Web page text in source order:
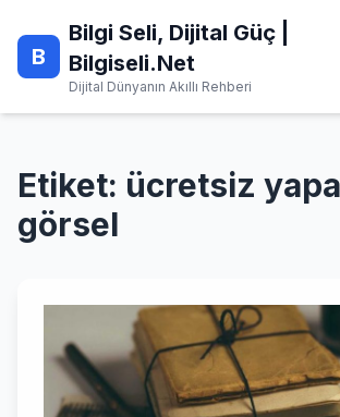
content
B
Bilgi Seli, Dijital Güç |
Bilgiseli.Net
Dijital Dünyanın Akıllı Rehberi
Etiket: ücretsiz
görsel